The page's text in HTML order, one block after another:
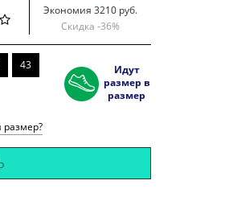
Экономия 3210 руб.
Скидка -36%
43
Идут
размер в
размер
размер?